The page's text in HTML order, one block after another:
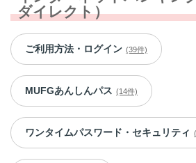
ダイレクト）
ご利用方法・ログイン (39件)
MUFGあんしんパス (14件)
ワンタイムパスワード・セキュリティ